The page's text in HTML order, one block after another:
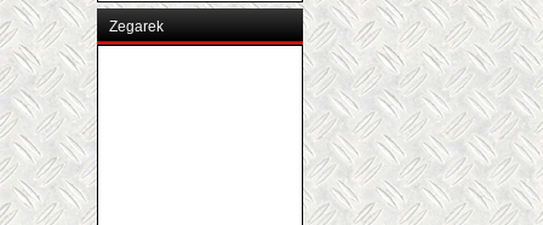
Zegarek